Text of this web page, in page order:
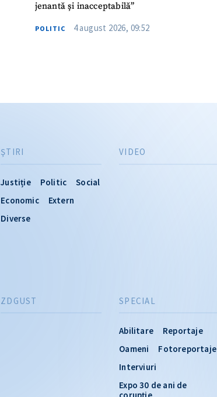
jenantă și inacceptabilă”
POLITIC 4 august 2026, 09:52
ŞTIRI
Justiție Politic
Social
Economic
Extern
Diverse
VIDEO
SPECIAL
Abilitare
Reportaje
Oameni
Fotoreportaje
Interviuri
Expo 30 de ani de
ZDGUST